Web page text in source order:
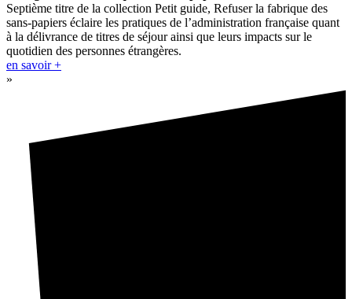
Septième titre de la collection Petit guide, Refuser la fabrique des
sans-papiers éclaire les pratiques de l’administration française quant
à la délivrance de titres de séjour ainsi que leurs impacts sur le
quotidien des personnes étrangères.
en savoir +
»